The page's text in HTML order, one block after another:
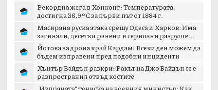
Рекордна жега в Хонконг: Температурата
достигна 36,9°C за първи път от 1884 г.
Масирана руска атака срещу Одеса и Харков: Има
загинали, десетки ранени и сериозни разруше...
Йотова за дрона край Кардам: Всеки ден можем да
бъдем изправени пред подобни инциденти
Хънтър Байдън разкри: Ракът на Джо Байдън се е
разпространил отвъд костите
„Изпраната“ тениска на военния министър: Как